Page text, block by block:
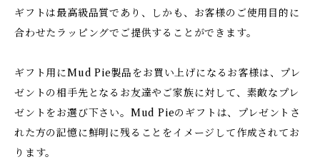
ギフトは最高級品質であり、しかも、お客様のご使用目的に
合わせたラッピングでご提供することができます。
ギフト用にMud Pie製品をお買い上げになるお客様は、プレ
ゼントの相手先となるお友達やご家族に対して、素敵なプレ
ゼントをお選び下さい。Mud Pieのギフトは、プレゼントさ
れた方の記憶に鮮明に残ることをイメージして作成されてお
ります。